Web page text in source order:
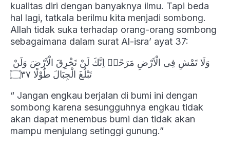
kualitas diri dengan banyaknya ilmu. Tapi beda
hal lagi, tatkala berilmu kita menjadi sombong.
Allah tidak suka terhadap orang-orang sombong
sebagaimana dalam surat Al-isra’ ayat 37:
تَبْلُغَ الْجِبَالَ طُوْلًا ۝٣٧
“ Jangan engkau berjalan di bumi ini dengan
sombong karena sesungguhnya engkau tidak
akan dapat menembus bumi dan tidak akan
mampu menjulang setinggi gunung.”